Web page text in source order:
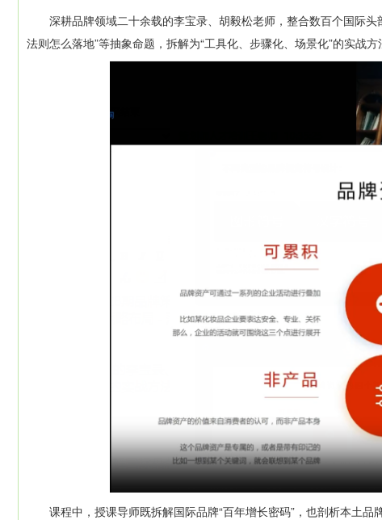
深耕品牌领域二十余载的李宝录、胡毅松老师，整合数百个国际头
法则怎么落地”等抽象命题，拆解为“工具化、步骤化、场景化”的实战方
课程中，授课导师既拆解国际品牌“百年增长密码”，也剖析本土品